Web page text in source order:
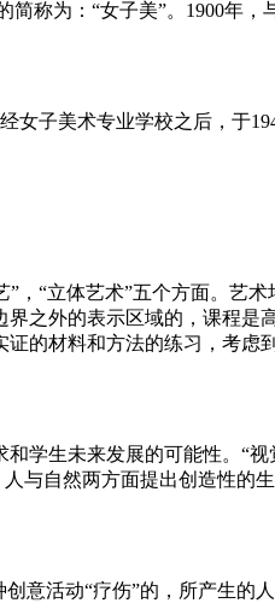
称为：“女子美”。1900年
子美术专业学校之后，于
，“立体艺术”五个方面。艺
之外的表示区域的，课程是
的材料和方法的练习，考虑
学生未来发展的可能性。“
与自然两方面提出创造性的
意活动“疗伤”的，所产生的